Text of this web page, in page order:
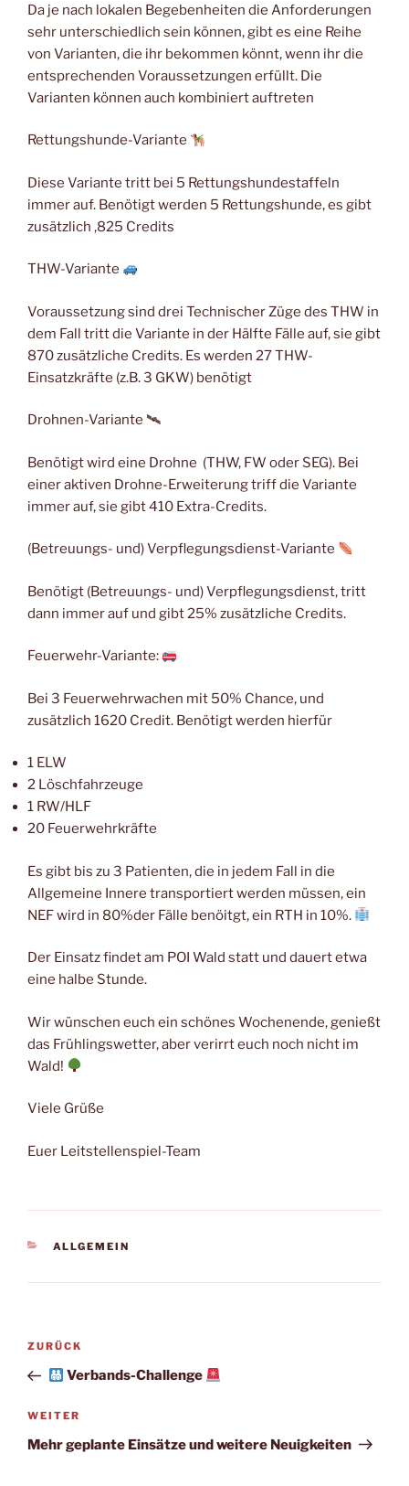
Da je nach lokalen Begebenheiten die Anforderungen
sehr unterschiedlich sein können, gibt es eine Reihe
von Varianten, die ihr bekommen könnt, wenn ihr die
entsprechenden Voraussetzungen erfüllt. Die
Varianten können auch kombiniert auftreten
Rettungshunde-Variante
Diese Variante tritt bei 5 Rettungshundestaffeln
immer auf. Benötigt werden 5 Rettungshunde, es gibt
zusätzlich ,825 Credits
THW-Variante
Voraussetzung sind drei Technischer Züge des THW in
dem Fall tritt die Variante in der Hälfte Fälle auf, sie gibt
870 zusätzliche Credits. Es werden 27 THW-
Einsatzkräfte (z.B. 3 GKW) benötigt
Drohnen-Variante 🛰
Benötigt wird eine Drohne (THW, FW oder SEG). Bei
einer aktiven Drohne-Erweiterung triff die Variante
immer auf, sie gibt 410 Extra-Credits.
(Betreuungs- und) Verpflegungsdienst-Variante
Benötigt (Betreuungs- und) Verpflegungsdienst, tritt
dann immer auf und gibt 25% zusätzliche Credits.
Feuerwehr-Variante:
Bei 3 Feuerwehrwachen mit 50% Chance, und
zusätzlich 1620 Credit. Benötigt werden hierfür
1 ELW
2 Löschfahrzeuge
1 RW/HLF
20 Feuerwehrkräfte
Es gibt bis zu 3 Patienten, die in jedem Fall in die
Allgemeine Innere transportiert werden müssen, ein
NEF wird in 80%der Fälle benöitgt, ein RTH in 10%.
Der Einsatz findet am POI Wald statt und dauert etwa
eine halbe Stunde.
Wir wünschen euch ein schönes Wochenende, genießt
das Frühlingswetter, aber verirrt euch noch nicht im
Wald!
Viele Grüße
Euer Leitstellenspiel-Team
KATEGORIEN
ALLGEMEIN
Beitragsnavigation
Vorheriger
Beitrag
ZURÜCK
Verbands-Challenge
Nächster
Beitrag
WEITER
Mehr geplante Einsätze und weitere Neuigkeiten